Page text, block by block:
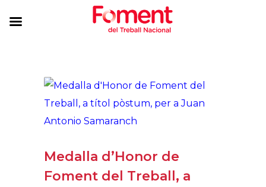
Medalla d’Honor de
Foment del Treball, a